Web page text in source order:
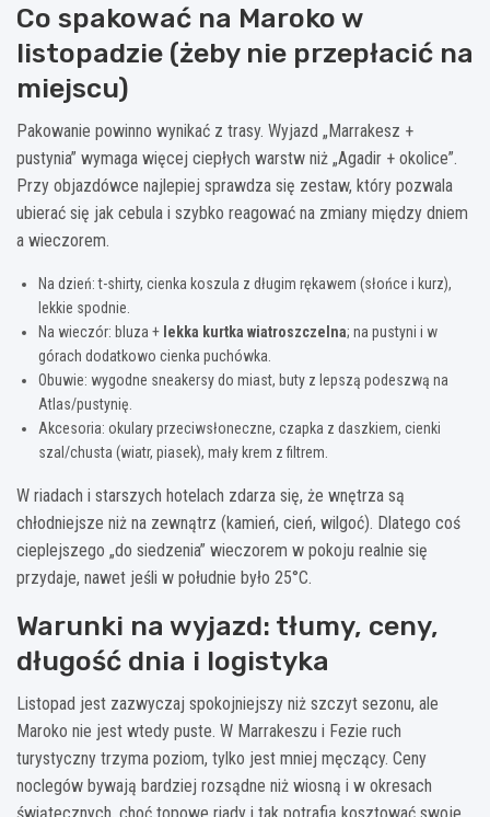
Co spakować na Maroko w
listopadzie (żeby nie przepłacić na
miejscu)
Pakowanie powinno wynikać z trasy. Wyjazd „Marrakesz +
pustynia” wymaga więcej ciepłych warstw niż „Agadir + okolice”.
Przy objazdówce najlepiej sprawdza się zestaw, który pozwala
ubierać się jak cebula i szybko reagować na zmiany między dniem
a wieczorem.
Na dzień: t-shirty, cienka koszula z długim rękawem (słońce i kurz),
lekkie spodnie.
Na wieczór: bluza + lekka kurtka wiatroszczelna; na pustyni i w
górach dodatkowo cienka puchówka.
Obuwie: wygodne sneakersy do miast, buty z lepszą podeszwą na
Atlas/pustynię.
Akcesoria: okulary przeciwsłoneczne, czapka z daszkiem, cienki
szal/chusta (wiatr, piasek), mały krem z filtrem.
W riadach i starszych hotelach zdarza się, że wnętrza są
chłodniejsze niż na zewnątrz (kamień, cień, wilgoć). Dlatego coś
cieplejszego „do siedzenia” wieczorem w pokoju realnie się
przydaje, nawet jeśli w południe było 25°C.
Warunki na wyjazd: tłumy, ceny,
długość dnia i logistyka
Listopad jest zazwyczaj spokojniejszy niż szczyt sezonu, ale
Maroko nie jest wtedy puste. W Marrakeszu i Fezie ruch
turystyczny trzyma poziom, tylko jest mniej męczący. Ceny
noclegów bywają bardziej rozsądne niż wiosną i w okresach